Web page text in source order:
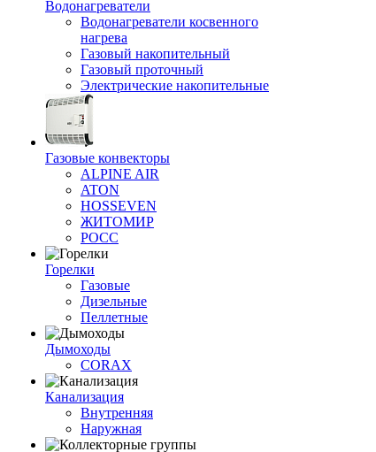
Водонагреватели
Водонагреватели косвенного
нагрева
Газовый накопительный
Газовый проточный
Электрические накопительные
Газовые конвекторы
ALPINE AIR
ATON
HOSSEVEN
ЖИТОМИР
РОСС
Горелки
Газовые
Дизельные
Пеллетные
Дымоходы
CORAX
Канализация
Внутренняя
Наружная